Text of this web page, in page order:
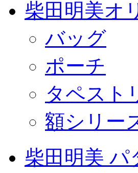
柴田明美オ
バッグ
ポーチ
タペスト
額シリー
柴田明美